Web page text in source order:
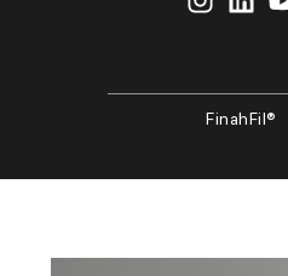
FinahFil®